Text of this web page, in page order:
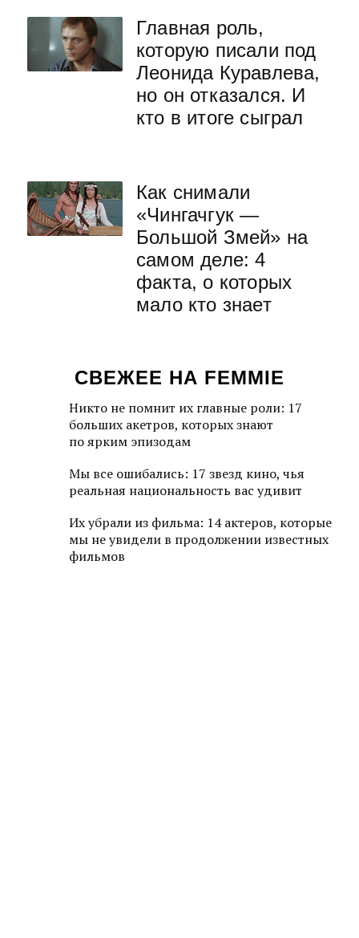
Главная роль,
которую писали под
Леонида Куравлева,
но он отказался. И
кто в итоге сыграл
Как снимали
«Чингачгук —
Большой Змей» на
самом деле: 4
факта, о которых
мало кто знает
СВЕЖЕЕ НА FEMMIE
Никто не помнит их главные роли: 17
больших акетров, которых знают
по ярким эпизодам
Мы все ошибались: 17 звезд кино, чья
реальная национальность вас удивит
Их убрали из фильма: 14 актеров, которые
мы не увидели в продолжении известных
фильмов